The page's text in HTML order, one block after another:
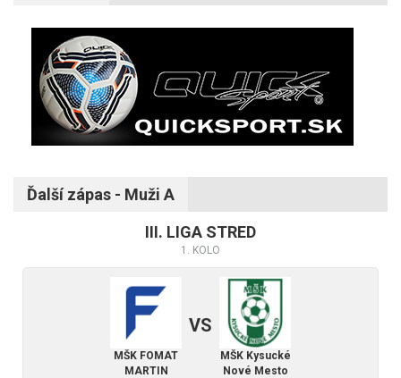
Ďalší zápas - Muži A
III. LIGA STRED
1. KOLO
MŠK FOMAT
MARTIN
VS
MŠK Kysucké
Nové Mesto